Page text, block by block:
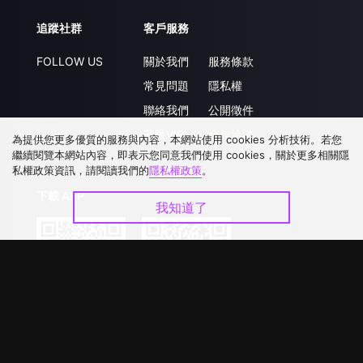
追蹤社群
FOLLOW US
客戶服務
關於我們
常見問題
聯絡我們
升級VIP
服務條款
隱私權
公開徵件
合作洽談
下載 APP
為提供您更多優質的服務與內容，本網站使用 cookies 分析技術。若您
繼續閱覽本網站內容，即表示您同意我們使用 cookies，關於更多相關隱
私權政策資訊，請閱讀我們的隱私權政策。
我知道了